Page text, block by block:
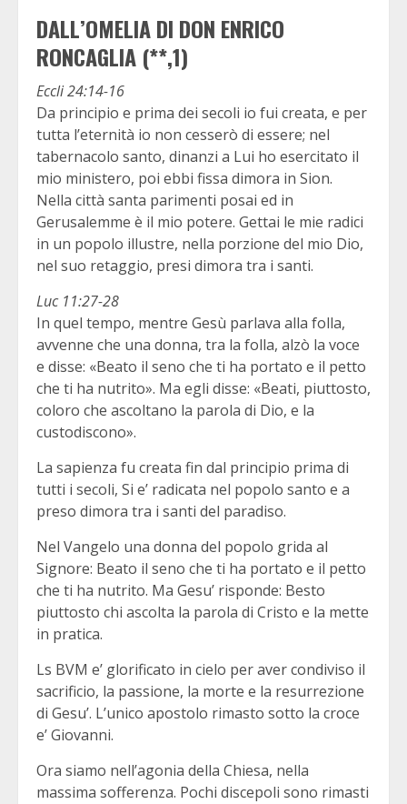
DALL’OMELIA DI DON ENRICO
RONCAGLIA (**,1)
Eccli 24:14-16
Da principio e prima dei secoli io fui creata, e per
tutta l’eternità io non cesserò di essere; nel
tabernacolo santo, dinanzi a Lui ho esercitato il
mio ministero, poi ebbi fissa dimora in Sion.
Nella città santa parimenti posai ed in
Gerusalemme è il mio potere. Gettai le mie radici
in un popolo illustre, nella porzione del mio Dio,
nel suo retaggio, presi dimora tra i santi.
Luc 11:27-28
In quel tempo, mentre Gesù parlava alla folla,
avvenne che una donna, tra la folla, alzò la voce
e disse: «Beato il seno che ti ha portato e il petto
che ti ha nutrito». Ma egli disse: «Beati, piuttosto,
coloro che ascoltano la parola di Dio, e la
custodiscono».
La sapienza fu creata fin dal principio prima di
tutti i secoli, Si e’ radicata nel popolo santo e a
preso dimora tra i santi del paradiso.
Nel Vangelo una donna del popolo grida al
Signore: Beato il seno che ti ha portato e il petto
che ti ha nutrito. Ma Gesu’ risponde: Besto
piuttosto chi ascolta la parola di Cristo e la mette
in pratica.
Ls BVM e’ glorificato in cielo per aver condiviso il
sacrificio, la passione, la morte e la resurrezione
di Gesu’. L’unico apostolo rimasto sotto la croce
e’ Giovanni.
Ora siamo nell’agonia della Chiesa, nella
massima sofferenza. Pochi discepoli sono rimasti